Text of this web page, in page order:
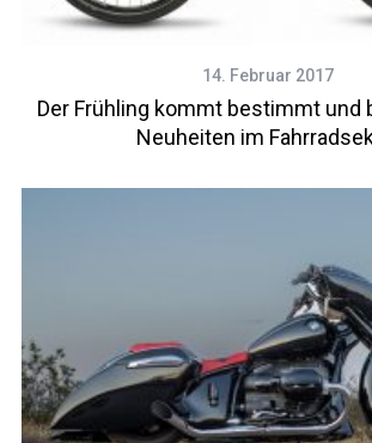
14. Februar 2017
Der Frühling kommt bestimmt und
Neuheiten im